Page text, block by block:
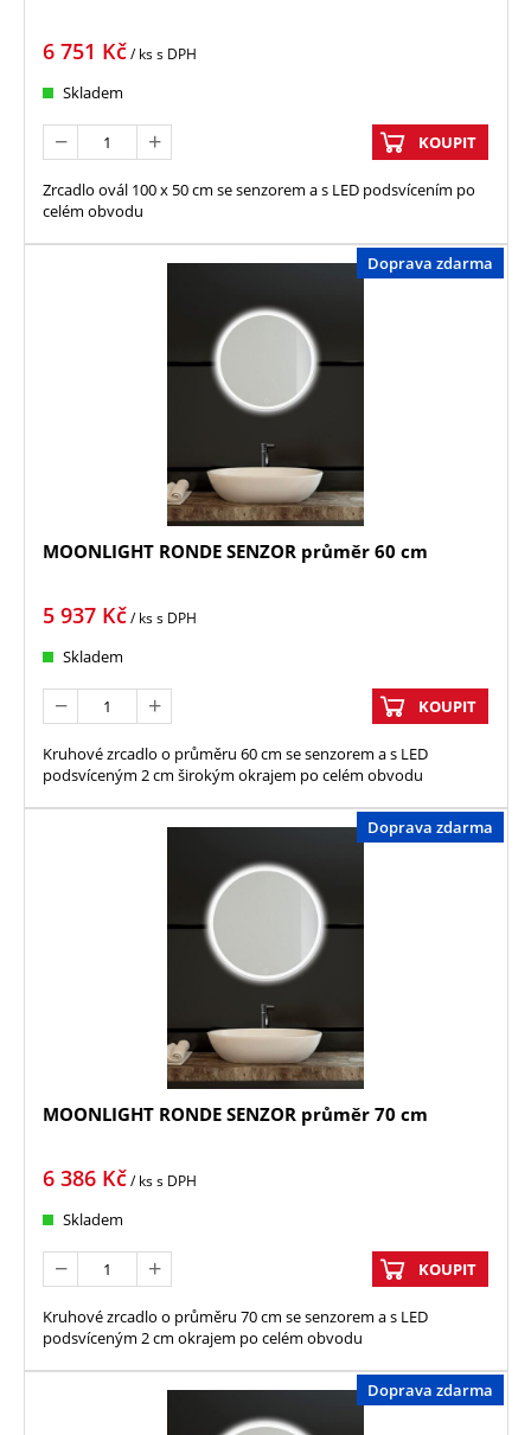
6 751 Kč/ kss DPH
Skladem
KOUPIT
Zrcadlo ovál 100 x 50 cm se senzorem a s LED podsvícením po
celém obvodu
Doprava zdarma
MOONLIGHT RONDE SENZOR průměr 60 cm
5 937 Kč/ kss DPH
Skladem
KOUPIT
Kruhové zrcadlo o průměru 60 cm se senzorem a s LED
podsvíceným 2 cm širokým okrajem po celém obvodu
Doprava zdarma
MOONLIGHT RONDE SENZOR průměr 70 cm
6 386 Kč/ kss DPH
Skladem
KOUPIT
Kruhové zrcadlo o průměru 70 cm se senzorem a s LED
podsvíceným 2 cm okrajem po celém obvodu
Doprava zdarma